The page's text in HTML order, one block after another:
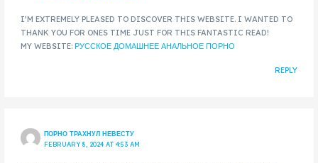
I’M EXTREMELY PLEASED TO DISCOVER THIS WEBSITE. I WANTED TO
THANK YOU FOR ONES TIME JUST FOR THIS FANTASTIC READ!
MY WEBSITE:РУССКОЕ ДОМАШНЕЕ АНАЛЬНОЕ ПОРНО
REPLY
ПОРНО ТРАХНУЛ НЕВЕСТУ
FEBRUARY 8, 2024 AT 4:53 AM